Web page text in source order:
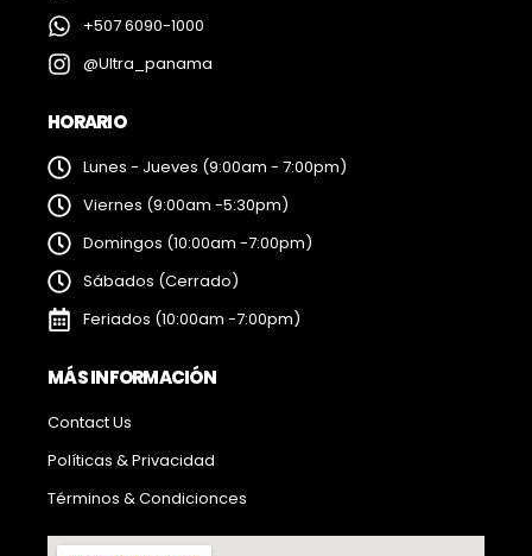
+507 6090-1000
@Ultra_panama
HORARIO
Lunes - Jueves (9:00am - 7:00pm)
Viernes (9:00am -5:30pm)
Domingos (10:00am -7:00pm)
Sábados (Cerrado)
Feriados (10:00am -7:00pm)
MÁS INFORMACIÓN
Contact Us
Políticas & Privacidad
Términos & Condicionces